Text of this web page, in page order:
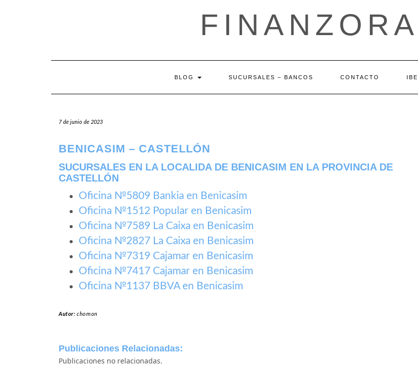
BLOG SUCURSALES – BANCOS CONTACTO
7 de junio de 2023
BENICASIM – CASTELLÓN
SUCURSALES EN LA LOCALIDA DE BENICASIM EN LA PROVINCIA DE
CASTELLÓN
Oficina №5809 Bankia en Benicasim
Oficina №1512 Popular en Benicasim
Oficina №7589 La Caixa en Benicasim
Oficina №2827 La Caixa en Benicasim
Oficina №7319 Cajamar en Benicasim
Oficina №7417 Cajamar en Benicasim
Oficina №1137 BBVA en Benicasim
Autor:chomon
Publicaciones Relacionadas:
Publicaciones no relacionadas.